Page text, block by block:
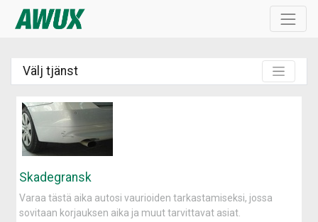
Välj tjänst
Skadegransk
Varaa tästä aika autosi vaurioiden tarkastamiseksi, jossa
sovitaan korjauksen aika ja muut tarvittavat asiat.